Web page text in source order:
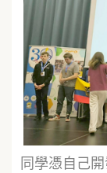
同學憑自己